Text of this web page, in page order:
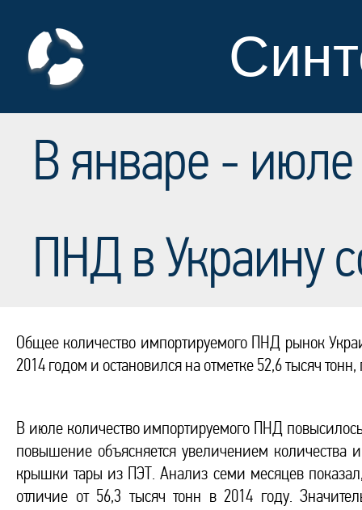
В январе -
ПНД в Украину
Общее количество импортируемого ПНД рынок
2014 годом и остановился на отметке 52,6 тысяч
В июле количество импортируемого ПНД
повышение объясняется увеличением
крышки тары из ПЭТ. Анализ семи месяцев
отличие от 56,3 тысяч тонн в 2014 году.